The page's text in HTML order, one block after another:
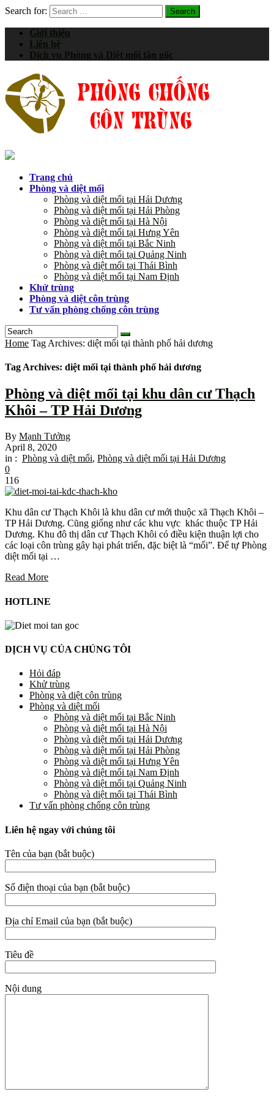
Search for:
Giới thiệu
Liên hệ
Dịch vụ Phòng và Diệt mối tận gốc
Trang chủ
Phòng và diệt mối
Phòng và diệt mối tại Hải Dương
Phòng và diệt mối tại Hải Phòng
Phòng và diệt mối tại Hà Nội
Phòng và diệt mối tại Hưng Yên
Phòng và diệt mối tại Bắc Ninh
Phòng và diệt mối tại Quảng Ninh
Phòng và diệt mối tại Thái Bình
Phòng và diệt mối tại Nam Định
Khử trùng
Phòng và diệt côn trùng
Tư vấn phòng chống côn trùng
Home Tag Archives: diệt mối tại thành phố hải dương
Tag Archives: diệt mối tại thành phố hải dương
Phòng và diệt mối tại khu dân cư Thạch
Khôi – TP Hải Dương
By Mạnh Tưởng
April 8, 2020
in : Phòng và diệt mối, Phòng và diệt mối tại Hải Dương
0
116
Khu dân cư Thạch Khôi là khu dân cư mới thuộc xã Thạch Khôi –
TP Hải Dương. Cũng giống như các khu vực khác thuộc TP Hải
Dương. Khu đô thị dân cư Thạch Khôi có điều kiện thuận lợi cho
các loại côn trùng gây hại phát triển, đặc biệt là “mối”. Để tự Phòng
diệt mối tại …
Read More
HOTLINE
DỊCH VỤ CỦA CHÚNG TÔI
Hỏi đáp
Khử trùng
Phòng và diệt côn trùng
Phòng và diệt mối
Phòng và diệt mối tại Bắc Ninh
Phòng và diệt mối tại Hà Nội
Phòng và diệt mối tại Hải Dương
Phòng và diệt mối tại Hải Phòng
Phòng và diệt mối tại Hưng Yên
Phòng và diệt mối tại Nam Định
Phòng và diệt mối tại Quảng Ninh
Phòng và diệt mối tại Thái Bình
Tư vấn phòng chống côn trùng
Liên hệ ngay với chúng tôi
Tên của bạn (bắt buộc)
Số điện thoại của bạn (bắt buộc)
Địa chỉ Email của bạn (bắt buộc)
Tiêu đề
Nội dung